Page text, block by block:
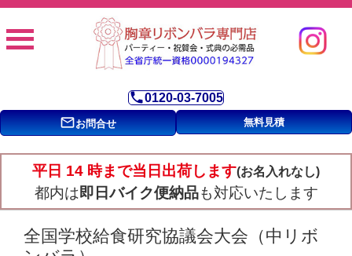
phone0120-03-7005
mail_outlineお問合せ 無料見積
平日 14 時まで当日出荷します(お名入れなし)
都内は即日バイク便納品も対応いたします
全国学校給食研究協議会大会（中リボ